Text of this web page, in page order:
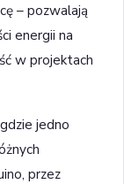
– pozwalają
energii na
w projektach
jedno
przez